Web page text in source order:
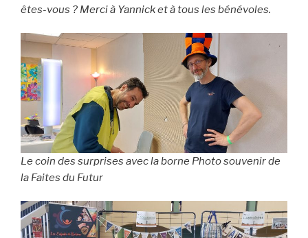
êtes-vous ? Merci à Yannick et à tous les bénévoles.
Le coin des surprises avec la borne Photo souvenir de
la Faites du Futur